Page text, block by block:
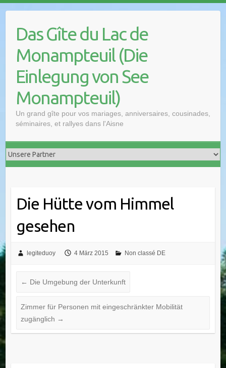
Das Gîte du Lac de
Monampteuil (Die
Einlegung von See
Monampteuil)
Un grand gîte pour vos mariages, anniversaires, cousinades,
séminaires, et rallyes dans l'Aisne
Die Hütte vom Himmel
gesehen
legiteduoy 4 März 2015 Non classé DE
← Die Umgebung der Unterkunft
Zimmer für Personen mit eingeschränkter Mobilität
zugänglich →